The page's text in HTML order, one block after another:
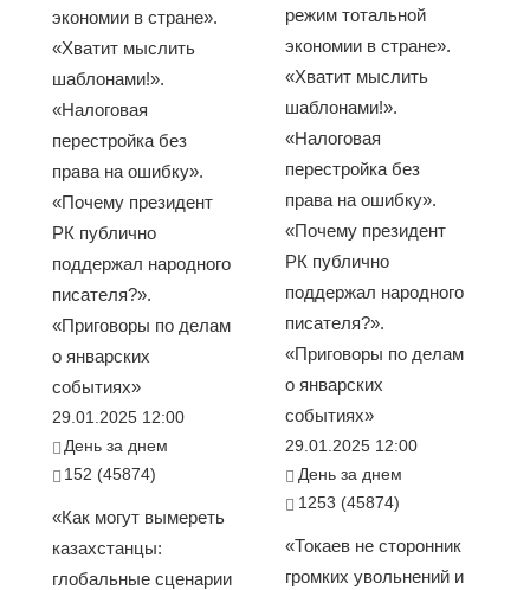
экономии в стране».
«Хватит мыслить
шаблонами!».
«Налоговая
перестройка без
права на ошибку».
«Почему президент
РК публично
поддержал народного
писателя?».
«Приговоры по делам
о январских
событиях»
29.01.2025 12:00
День за днем
152 (45874)
«Как могут вымереть
казахстанцы:
глобальные сценарии
режим тотальной
экономии в стране».
«Хватит мыслить
шаблонами!».
«Налоговая
перестройка без
права на ошибку».
«Почему президент
РК публично
поддержал народного
писателя?».
«Приговоры по делам
о январских
событиях»
29.01.2025 12:00
День за днем
1253 (45874)
«Токаев не сторонник
громких увольнений и